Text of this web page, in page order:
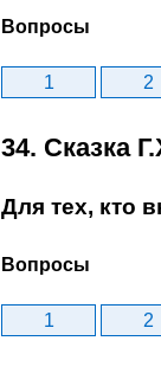
Вопросы
1 2
34. Сказка
Для тех, кто
Вопросы
1 2